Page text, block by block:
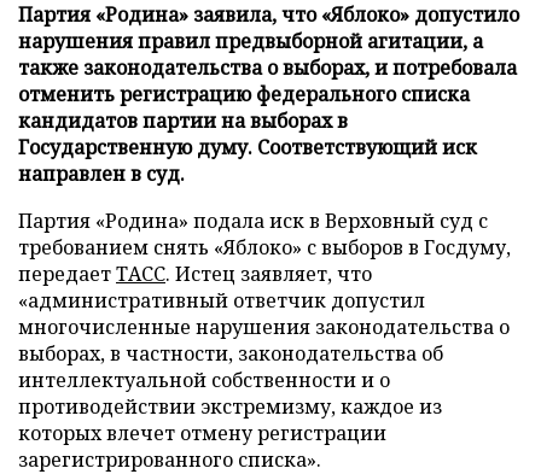
Партия «Родина» заявила, что «Яблоко» допустило
нарушения правил предвыборной агитации, а
также законодательства о выборах, и потребовала
отменить регистрацию федерального списка
кандидатов партии на выборах в
Государственную думу. Соответствующий иск
направлен в суд.
Партия «Родина» подала иск в Верховный суд с
требованием снять «Яблоко» с выборов в Госдуму,
передаетТАСС. Истец заявляет, что
«административный ответчик допустил
многочисленные нарушения законодательства о
выборах, в частности, законодательства об
интеллектуальной собственности и о
противодействии экстремизму, каждое из
которых влечет отмену регистрации
зарегистрированного списка».